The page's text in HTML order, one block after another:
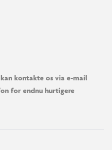
kontakte os via e-mail
for endnu hurtigere